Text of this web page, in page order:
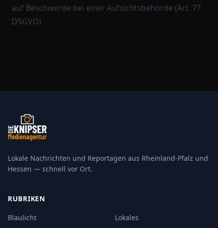
auf Beschwerde bei einer Aufsichtsbehörde (Art. 77
DSGVO)
Lokale Nachrichten und Reportagen aus Rheinland-Pfalz und
Hessen — schnell vor Ort.
RUBRIKEN
Blaulicht
Lokales